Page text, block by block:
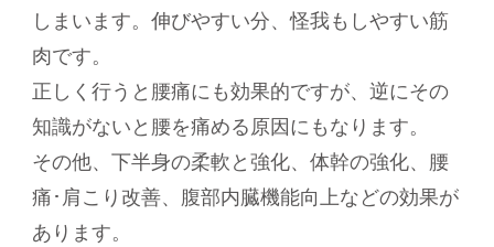
しまいます。伸びやすい分、怪我もしやすい筋
肉です。
正しく行うと腰痛にも効果的ですが、逆にその
知識がないと腰を痛める原因にもなります。
その他、下半身の柔軟と強化、体幹の強化、腰
痛･肩こり改善、腹部内臓機能向上などの効果が
あります。